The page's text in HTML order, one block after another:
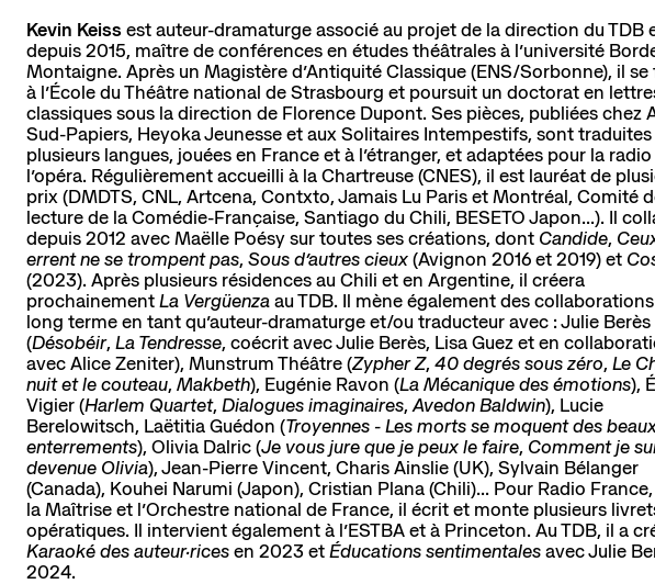
Kevin Keiss est auteur-dramaturge associé au projet de la direction du TDB
depuis 2015, maître de conférences en études théâtrales à l’université
Montaigne. Après un Magistère d’Antiquité Classique (ENS/Sorbonne), il
à l’École du Théâtre national de Strasbourg et poursuit un doctorat en
classiques sous la direction de Florence Dupont. Ses pièces, publiées chez
Sud-Papiers, Heyoka Jeunesse et aux Solitaires Intempestifs, sont
plusieurs langues, jouées en France et à l’étranger, et adaptées pour la radio
l’opéra. Régulièrement accueilli à la Chartreuse (CNES), il est lauréat de
prix (DMDTS, CNL, Artcena, Contxto, Jamais Lu Paris et Montréal, Comité
lecture de la Comédie-Française, Santiago du Chili, BESETO Japon...). Il
depuis 2012 avec Maëlle Poésy sur toutes ses créations, dont Candide,
errent ne se trompent pas,Sous d’autres cieux (Avignon 2016 et 2019) et
(2023). Après plusieurs résidences au Chili et en Argentine, il créera
prochainementLa Vergüenza au TDB. Il mène également des
long terme en tant qu’auteur-dramaturge et/ou traducteur avec : Julie Berès
(Désobéir,La Tendresse, coécrit avec Julie Berès, Lisa Guez et en
avec Alice Zeniter), Munstrum Théâtre (Zypher Z,40 degrés sous zéro,Le
nuit et le couteau,Makbeth), Eugénie Ravon (La Mécanique des émotions),
Vigier (Harlem Quartet,Dialogues imaginaires,Avedon Baldwin), Lucie
Berelowitsch, Laëtitia Guédon (Troyennes - Les morts se moquent des
enterrements), Olivia Dalric (Je vous jure que je peux le faire, Comment je
devenue Olivia), Jean-Pierre Vincent, Charis Ainslie (UK), Sylvain Bélanger
(Canada), Kouhei Narumi (Japon), Cristian Plana (Chili)... Pour Radio
la Maîtrise et l’Orchestre national de France, il écrit et monte plusieurs
opératiques. Il intervient également à l’ESTBA et à Princeton. Au TDB, il a
Karaoké des auteur·rices en 2023 etÉducations sentimentales avec Julie
2024.
La scène nationale
L'histoire du lieu
L’équipe
Soutiens et mécénat
Emplois
Pôle
Contact NewsletterRessources